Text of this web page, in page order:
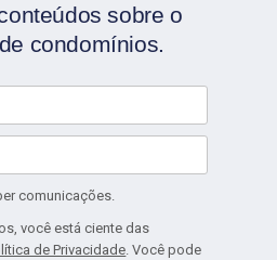
sobre o
condomínios.
comunicações.
você está ciente das
de Privacidade. Você pode